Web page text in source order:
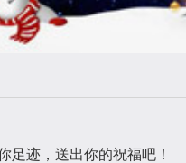
足迹，送出你的祝福吧！